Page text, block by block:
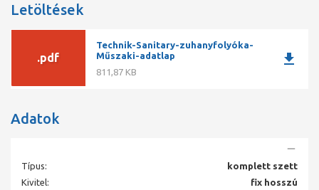
Letöltések
.pdf
Technik-Sanitary-zuhanyfolyóka-
Műszaki-adatlap
811,87 KB
download
Adatok
Típus:
komplett szett
Kivitel:
fix hosszú